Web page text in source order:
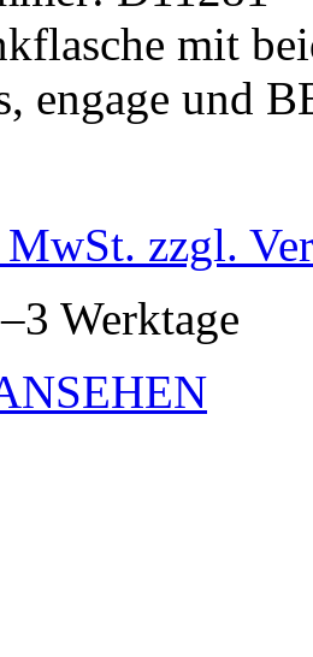
mit
engage und
zzgl.
Werktage